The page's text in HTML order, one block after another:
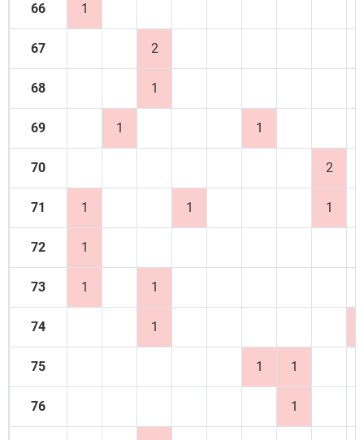
66 1
67 2
68 1
69 1 1
70 2
71 1 1 1
72 1
73 1 1
74 1
75 1 1
76 1